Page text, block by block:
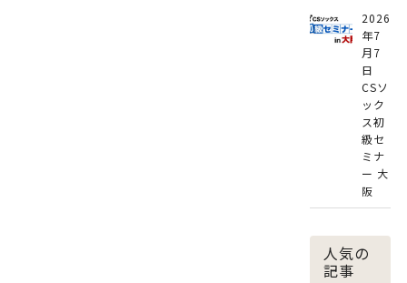
2026
年7
月7
日
CSソ
ック
ス初
級セ
ミナ
ー 大
阪
人気の
記事